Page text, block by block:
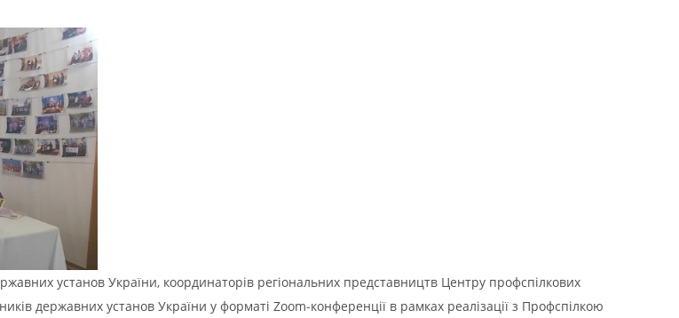
установ України, координаторів регіональних представництв Центру профспілкових
державних установ України у форматі Zoom-конференції в рамках реалізації з Профспілкою